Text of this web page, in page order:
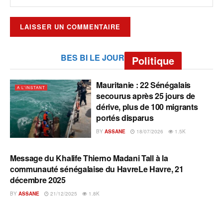
BES BI LE JOUR Politique
A L'INSTANT
Mauritanie : 22 Sénégalais
secourus après 25 jours de
dérive, plus de 100 migrants
portés disparus
BY ASSANE 18/07/2026 1.5K
A L'INSTANT
Message du Khalife Thierno Madani Tall à la
communauté sénégalaise du HavreLe Havre, 21
décembre 2025
BY ASSANE 21/12/2025 1.8K